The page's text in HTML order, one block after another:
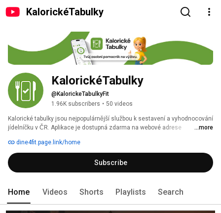
KalorickéTabulky
KalorickéTabulky
@KalorickeTabulkyFit
1.96K subscribers • 50 videos
Kalorické tabulky jsou nejpopulárnější službou k sestavení a vyhodnocování
jídelníčku v ČR. Aplikace je dostupná zdarma na webové adrese
...more
dine4fit.page.link/home
Subscribe
Home Videos Shorts Playlists Search